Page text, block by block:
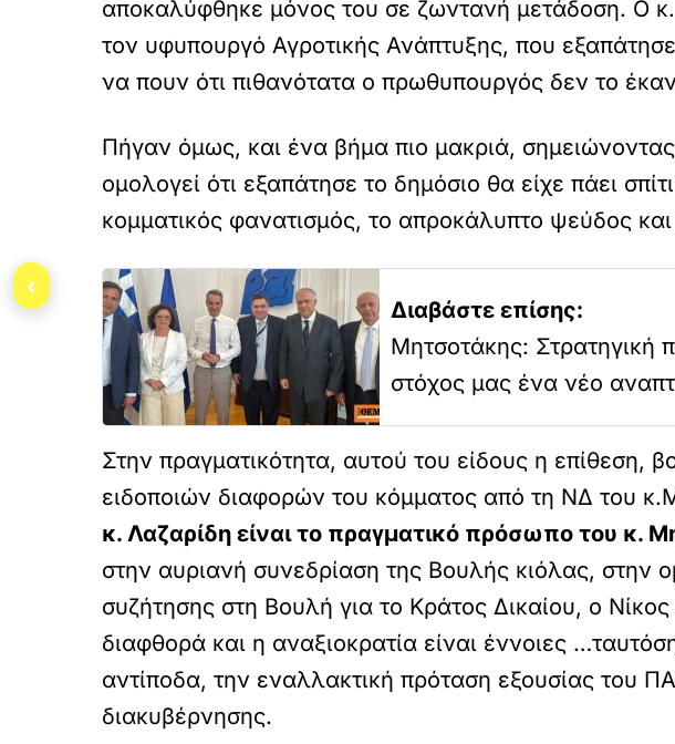
αποκαλύφθηκε μόνος του σε ζωντανή μετάδοση. Ο
τον υφυπουργό Αγροτικής Ανάπτυξης, που
να πουν ότι πιθανότατα ο πρωθυπουργός δεν το
Πήγαν όμως, και ένα βήμα πιο μακριά,
ομολογεί ότι εξαπάτησε το δημόσιο θα είχε πάει
κομματικός φανατισμός, το απροκάλυπτο ψεύδος
Διαβάστε επίσης:
Μητσοτάκης: Στρατηγική
στόχος μας ένα νέο
Στην πραγματικότητα, αυτού του είδους η
ειδοποιών διαφορών του κόμματος από τη ΝΔ του
κ. Λαζαρίδη είναι το πραγματικό πρόσωπο του κ.
στην αυριανή συνεδρίαση της Βουλής κιόλας, στην
συζήτησης στη Βουλή για το Κράτος Δικαίου, ο
διαφθορά και η αναξιοκρατία είναι έννοιες
αντίποδα, την εναλλακτική πρόταση εξουσίας του
διακυβέρνησης.
‹